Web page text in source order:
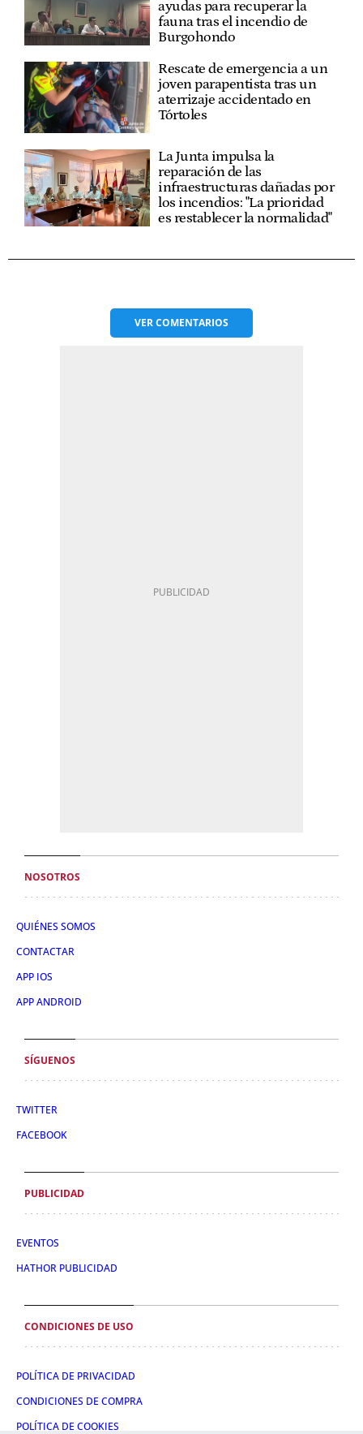
ayudas para recuperar la
fauna tras el incendio de
Burgohondo
Rescate de emergencia a un
joven parapentista tras un
aterrizaje accidentado en
Tórtoles
La Junta impulsa la
reparación de las
infraestructuras dañadas por
los incendios: "La prioridad
es restablecer la normalidad"
VERCOMENTARIOS
NOSOTROS
QUIÉNES SOMOS
CONTACTAR
APP IOS
APP ANDROID
SÍGUENOS
TWITTER
FACEBOOK
PUBLICIDAD
EVENTOS
HATHOR PUBLICIDAD
CONDICIONES DE USO
POLÍTICA DE PRIVACIDAD
CONDICIONES DE COMPRA
POLÍTICA DE COOKIES